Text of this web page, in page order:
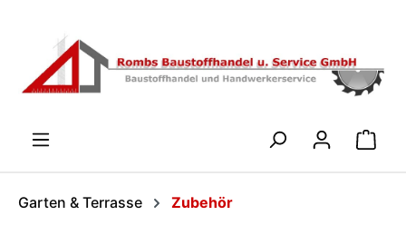
Garten & Terrasse Zubehör